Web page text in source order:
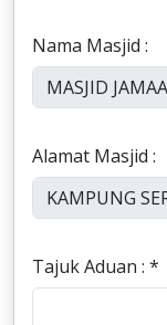
Nama Masjid :
Alamat Masjid :
Tajuk Aduan : *